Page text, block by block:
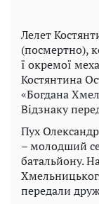
Лелет
(посмертно),
ї окремої
Костянтина
«Богдана
Відзнаку
Пух
– молодший
батальйону.
передали